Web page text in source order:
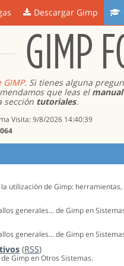
Descargar Gimp
GIMP
. Si tienes alguna
que leas el
sección tutoriales.
Visita: 9/8/2026 14:40:39
utilización de Gimp: herramientas,
generales... de Gimp en
generales... de Gimp en
(RSS)
Gimp en Otros Sistemas.